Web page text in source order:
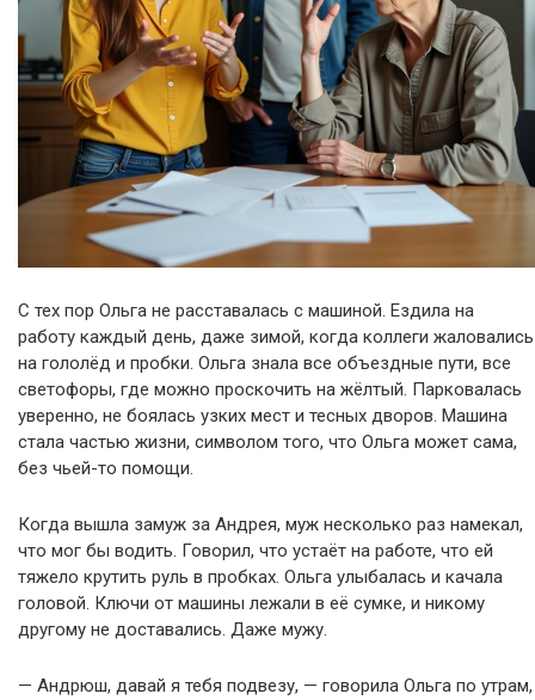
С тех пор Ольга не расставалась с машиной. Ездила на
работу каждый день, даже зимой, когда коллеги жаловались
на гололёд и пробки. Ольга знала все объездные пути, все
светофоры, где можно проскочить на жёлтый. Парковалась
уверенно, не боялась узких мест и тесных дворов. Машина
стала частью жизни, символом того, что Ольга может сама,
без чьей-то помощи.
Когда вышла замуж за Андрея, муж несколько раз намекал,
что мог бы водить. Говорил, что устаёт на работе, что ей
тяжело крутить руль в пробках. Ольга улыбалась и качала
головой. Ключи от машины лежали в её сумке, и никому
другому не доставались. Даже мужу.
— Андрюш, давай я тебя подвезу, — говорила Ольга по утрам,